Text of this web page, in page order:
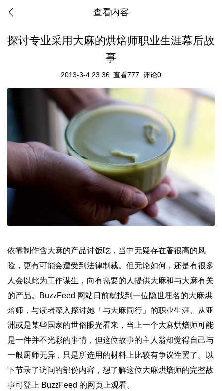
查看内容
探讨专业采用大麻的烘焙师职业生涯幕后故
事
2013-3-4 23:36 查看777 评论0
依靠制作含大麻的产品讨饭吃，当中无疑存在著很高的风
险，更有可能会遭受到法律制裁。但无论如何，还是有很多
人会以此为工作谋生，向有需要的人提供大麻和与大麻有关
的产品。BuzzFeed 网站日前就找到一位隐世埋名的大麻烘
焙师，与读者深入探讨她「与大麻同行」的职业生涯。从亚
洲或是某些国家的世俗眼光看来，当上一个大麻烘焙师可能
是一件并不光彩的事情，但这位故事的主人翁却觉得自己与
一般厨师无异，只是所选用的材料上比较有争议性罢了。以
下节录了访问的部份内容，想了解这位大麻烘焙师的完整故
事可登上 BuzzFeed 的网页上观看。